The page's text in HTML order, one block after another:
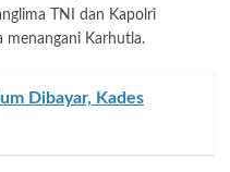
TNI dan Kapolri
menangani Karhutla.
Dibayar, Kades